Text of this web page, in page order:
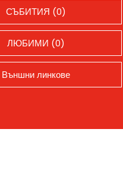
СЪБИТИЯ (0)
ЛЮБИМИ (0)
Външни линкове